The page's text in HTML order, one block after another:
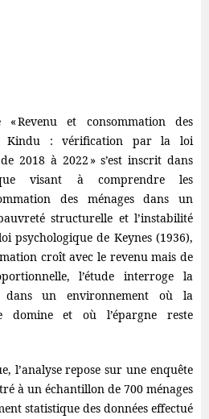
Revenu et consommation des
Kindu : vérification par la loi
2018 à 2022 » s’est inscrit dans
visant à comprendre les
des ménages dans un
structurelle et l’instabilité
psychologique de Keynes (1936),
croît avec le revenu mais de
l’étude interroge la
un environnement où la
domine et où l’épargne reste
l’analyse repose sur une enquête
à un échantillon de 700 ménages
statistique des données effectué